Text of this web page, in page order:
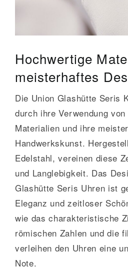
Hochwertige
meisterhaftes
Die Union Glashütte Seris
durch ihre Verwendung
Materialien und ihre
Handwerkskunst.
Edelstahl, vereinen diese
und Langlebigkeit. Das
Glashütte Seris Uhren ist
Eleganz und zeitloser
wie das charakteristische
römischen Zahlen und die
verleihen den Uhren eine
Note.